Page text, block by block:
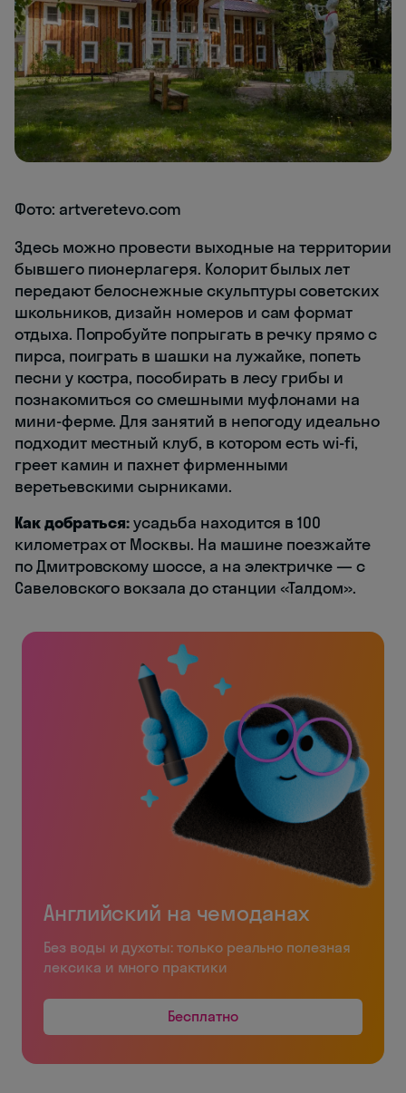
Фото: artveretevo.com
Здесь можно провести выходные на территории
бывшего пионерлагеря. Колорит былых лет
передают белоснежные скульптуры советских
школьников, дизайн номеров и сам формат
отдыха. Попробуйте попрыгать в речку прямо с
пирса, поиграть в шашки на лужайке, попеть
песни у костра, пособирать в лесу грибы и
познакомиться со смешными муфлонами на
мини-ферме. Для занятий в непогоду идеально
подходит местный клуб, в котором есть wi-fi,
греет камин и пахнет фирменными
веретьевскими сырниками.
Как добраться:усадьба находится в 100
километрах от Москвы. На машине поезжайте
по Дмитровскому шоссе, а на электричке — с
Савеловского вокзала до станции «Талдом».
Английский на чемоданах
Без воды и духоты: только реально полезная
лексика и много практики
Бесплатно